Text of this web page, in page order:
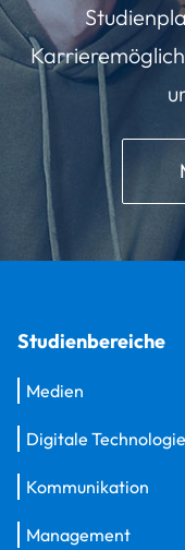
Studienbereiche
Medien
Digitale
Kommunikation
Management